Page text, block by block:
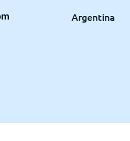
Argentina